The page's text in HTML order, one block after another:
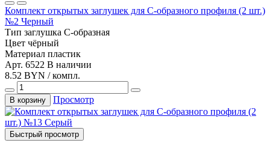
Комплект открытых заглушек для С-образного профиля (2 шт.)
№2 Черный
Тип заглушка С-образная
Цвет чёрный
Материал пластик
Арт. 6522 В наличии
8.52 BYN / компл.
В корзину Просмотр
Быстрый просмотр